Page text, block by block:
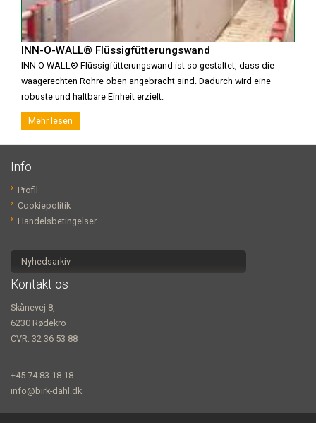
INN-O-WALL® Flüssigfütterungswand
INN-O-WALL® Flüssigfütterungswand ist so gestaltet, dass die
waagerechten Rohre oben angebracht sind. Dadurch wird eine
robuste und haltbare Einheit erzielt.
Mehr lesen
Info
Profil
Cookiepolitik
Handelsbetingelser
Nyhedsarkiv
Kontakt os
Skånevej 8,
6230 Rødekro
CVR: 32 36 53 88
+45 74 83 18 18
info@birk-dahl.dk